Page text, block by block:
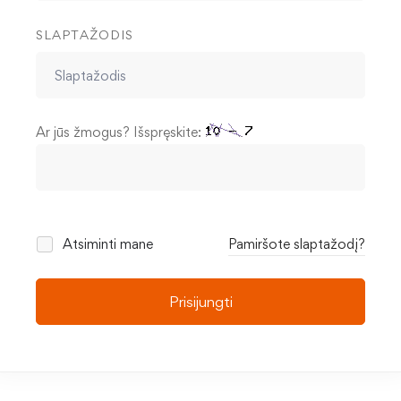
SLAPTAŽODIS
Ar jūs žmogus? Išspręskite:
Atsiminti mane Pamiršote slaptažodį?
Prisijungti